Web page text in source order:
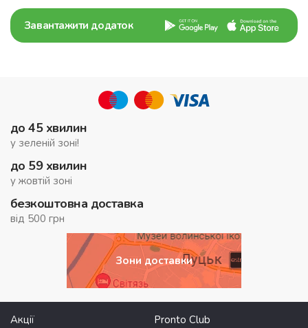
Завантажити додаток
до 45 хвилин
у зеленій зоні!
до 59 хвилин
у жовтій зоні
безкоштовна доставка
від 500 грн
Зони доставки
Акції
Pronto Club